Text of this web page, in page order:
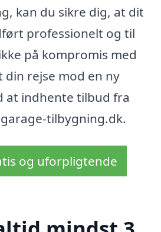
kan du sikre dig, at dit
professionelt og til
på kompromis med
din rejse mod en ny
at indhente tilbud fra
tilbygning.dk.
og uforpligtende